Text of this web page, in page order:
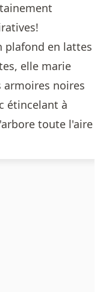
plafond en lattes
elle marie
armoires noires
étincelant à
toute l'aire